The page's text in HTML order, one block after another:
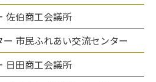
佐伯商工会議所
市民ふれあい交流センター
日田商工会議所